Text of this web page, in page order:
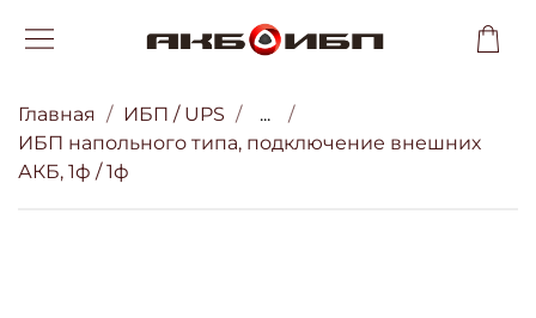
Главная ИБП / UPS
...
ИБП напольного типа, подключение внешних
АКБ, 1ф / 1ф